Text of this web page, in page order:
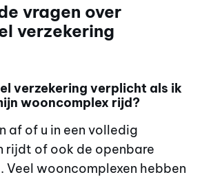
vragen over
verzekering
verzekering verplicht als ik
wooncomplex rijd?
af of u in een volledig
rijdt of ook de openbare
Veel wooncomplexen hebben